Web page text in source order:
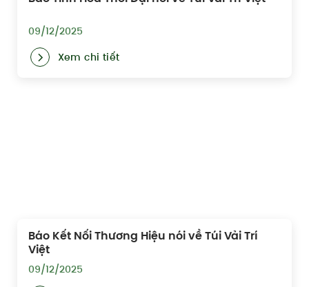
09/12/2025
Xem chi tiết
Báo Kết Nối Thương Hiệu nói về Túi Vải Trí
Việt
09/12/2025